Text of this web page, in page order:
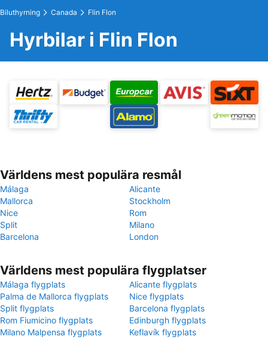
Biluthyrning Canada Flin Flon
Hyrbilar i Flin Flon
Världens mest populära resmål
Málaga
Alicante
Mallorca
Stockholm
Nice
Rom
Split
Milano
Barcelona
London
Världens mest populära flygplatser
Málaga flygplats
Alicante flygplats
Palma de Mallorca flygplats
Nice flygplats
Split flygplats
Barcelona flygplats
Rom Fiumicino flygplats
Edinburgh flygplats
Milano Malpensa flygplats
Keflavík flygplats